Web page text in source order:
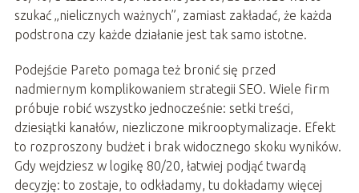
szukać „nielicznych ważnych”, zamiast zakładać, że każda
podstrona czy każde działanie jest tak samo istotne.
Podejście Pareto pomaga też bronić się przed
nadmiernym komplikowaniem strategii SEO. Wiele firm
próbuje robić wszystko jednocześnie: setki treści,
dziesiątki kanałów, niezliczone mikrooptymalizacje. Efekt
to rozproszony budżet i brak widocznego skoku wyników.
Gdy wejdziesz w logikę 80/20, łatwiej podjąć twardą
decyzję: to zostaje, to odkładamy, tu dokładamy więcej